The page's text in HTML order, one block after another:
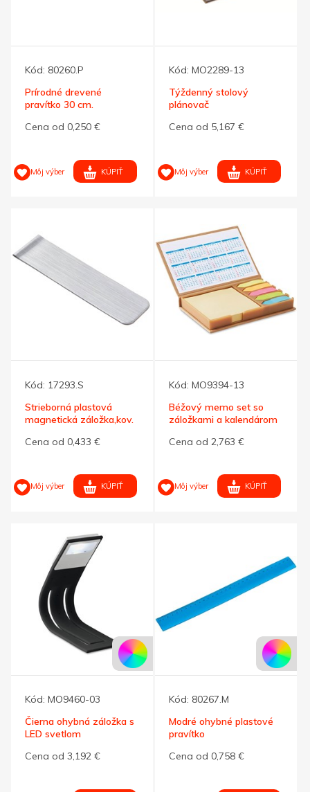
Kód: 80260.P
Prírodné drevené
pravítko 30 cm.
Cena od 0,250 €
Môj výber KÚPIŤ
Kód: MO2289-13
Týždenný stolový
plánovač
Cena od 5,167 €
Môj výber KÚPIŤ
Kód: 17293.S
Strieborná plastová
magnetická záložka,kov.
Cena od 0,433 €
Môj výber KÚPIŤ
Kód: MO9394-13
Béžový memo set so
záložkami a kalendárom
Cena od 2,763 €
Môj výber KÚPIŤ
Kód: MO9460-03
Čierna ohybná záložka s
LED svetlom
Cena od 3,192 €
Kód: 80267.M
Modré ohybné plastové
pravítko
Cena od 0,758 €